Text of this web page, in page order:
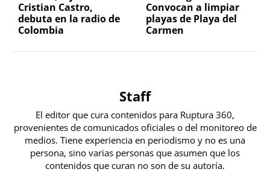
Cristian Castro,
debuta en la radio de
Colombia
Convocan a limpiar
playas de Playa del
Carmen
Staff
El editor que cura contenidos para Ruptura 360,
provenientes de comunicados oficiales o del monitoreo de
medios. Tiene experiencia en periodismo y no es una
persona, sino varias personas que asumen que los
contenidos que curan no son de su autoría.